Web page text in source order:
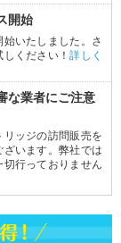
開始
いたしました。さ
しください！詳しく
な業者にご注意
ッジの訪問販売を
います。弊社では
行っておりません